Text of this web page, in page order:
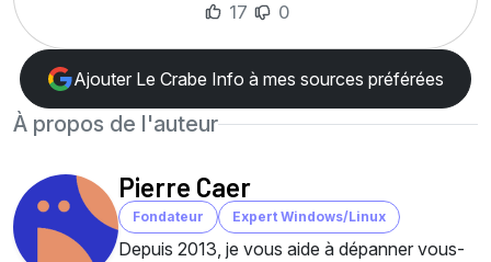
17
0
Ajouter Le Crabe Info à mes sources préférées
À propos de l'auteur
Pierre Caer
Fondateur Expert Windows/Linux
Depuis 2013, je vous aide à dépanner vous-